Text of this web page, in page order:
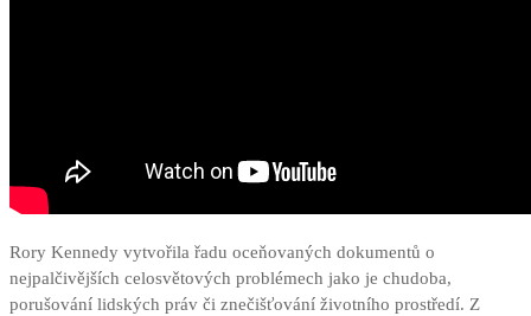
Rory Kennedy vytvořila řadu oceňovaných dokumentů o
nejpalčivějších celosvětových problémech jako je chudoba,
porušování lidských práv či znečišťování životního prostředí. Z